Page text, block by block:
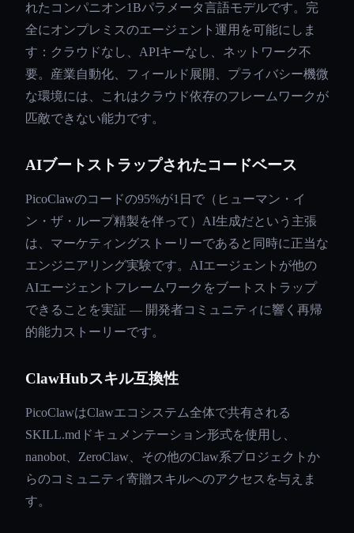
れたコンパニオン1Bパラメータ言語モデルです。完
全にオンプレミスのエージェント運用を可能にしま
す：クラウドなし、APIキーなし、ネットワーク不
要。産業自動化、フィールド展開、プライバシー機微
な環境には、これはクラウド依存のフレームワークが
匹敵できない能力です。
AIブートストラップされたコードベース
PicoClawのコードの95%が1日で（ヒューマン・イ
ン・ザ・ループ精製を伴って）AI生成だという主張
は、マーケティングストーリーであると同時に正当な
エンジニアリング実験です。AIエージェントが他の
AIエージェントフレームワークをブートストラップ
できることを実証 — 開発者コミュニティに響く再帰
的能力ストーリーです。
ClawHubスキル互換性
PicoClawはClawエコシステム全体で共有される
SKILL.mdドキュメンテーション形式を使用し、
nanobot、ZeroClaw、その他のClaw系プロジェクトか
らのコミュニティ寄贈スキルへのアクセスを与えま
す。